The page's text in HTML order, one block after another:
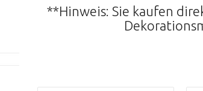
**Hinweis: Sie kaufen